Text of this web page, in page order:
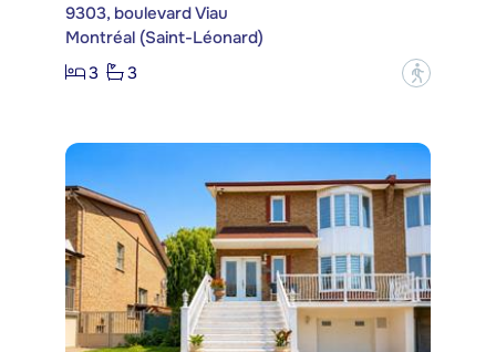
9303, boulevard Viau
Montréal (Saint-Léonard)
3
3 ?